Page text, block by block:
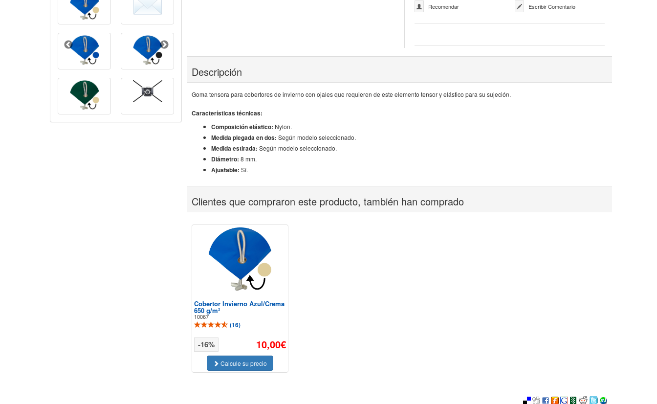
Recomendar Escribir Comentario
Descripción
Goma tensora para cobertores de invierno con ojales que requieren de este elemento tensor y elástico para su sujeción.
Características técnicas:
Composición elástico: Nylon.
Medida plegada en dos: Según modelo seleccionado.
Medida estirada: Según modelo seleccionado.
Diámetro: 8 mm.
Ajustable: Sí.
Clientes que compraron este producto, también han comprado
Cobertor Invierno Azul/Crema
650 g/m²
10067
(16)
10,00€
-16%
Calcule su precio